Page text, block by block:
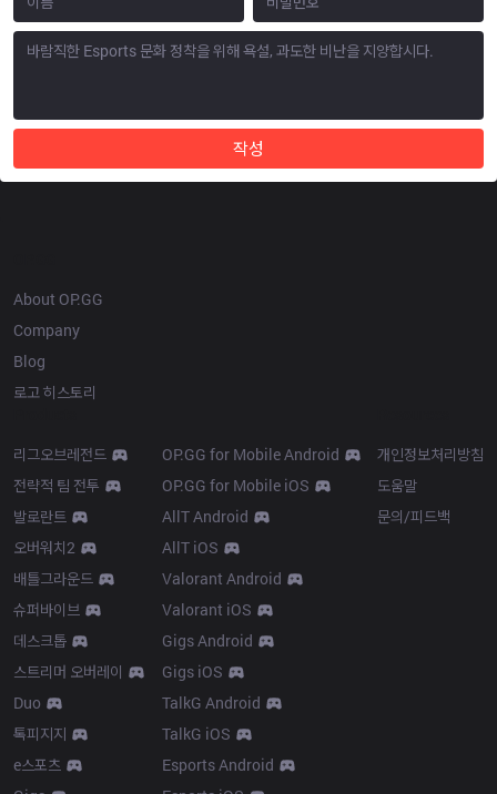
작성
About OP.GG
Company
Blog
로고 히스토리
리그오브레전드
전략적 팀 전투
발로란트
오버워치2
배틀그라운드
슈퍼바이브
데스크톱
스트리머 오버레이
Duo
톡피지지
e스포츠
OP.GG for Mobile Android
OP.GG for Mobile iOS
AllT Android
AllT iOS
Valorant Android
Valorant iOS
Gigs Android
Gigs iOS
TalkG Android
TalkG iOS
Esports Android
개인정보처리방침
도움말
문의/피드백